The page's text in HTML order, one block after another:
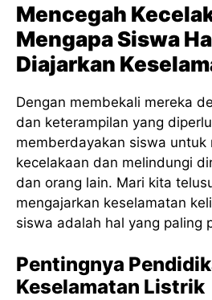
Mencegah
Mengapa Siswa
Diajarkan
Dengan membekali mereka
dan keterampilan yang
memberdayakan siswa untuk
kecelakaan dan melindungi
dan orang lain. Mari kita
mengajarkan keselamatan
siswa adalah hal yang paling
Pentingnya
Keselamatan Listrik